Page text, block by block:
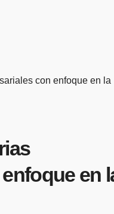
con enfoque en la
en